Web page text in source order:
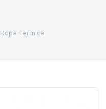
Ropa Térmica